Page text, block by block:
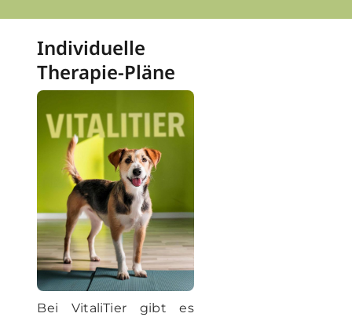
Individuelle
Therapie-Pläne
Bei VitaliTier gibt es